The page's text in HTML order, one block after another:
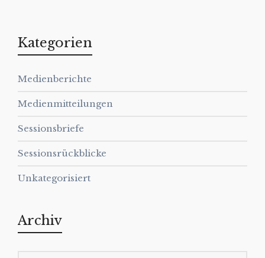
Kategorien
Medienberichte
Medienmitteilungen
Sessionsbriefe
Sessionsrückblicke
Unkategorisiert
Archiv